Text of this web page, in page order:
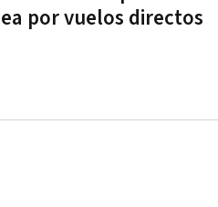
por vuelos directos